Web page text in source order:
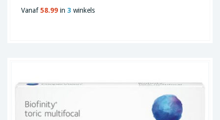
Vanaf58.99 in 3 winkels